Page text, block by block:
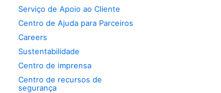
Serviço de Apoio ao Cliente
Centro de Ajuda para Parceiros
Careers
Sustentabilidade
Centro de imprensa
Centro de recursos de
segurança